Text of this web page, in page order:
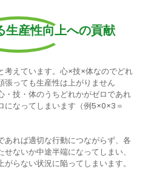
生産性向上への貢献
考えています。心×技×体なのでどれ
張っても生産性は上がりません
・技・体のうちどれかがゼロであれ
になってしまいます（例5×0×3＝
あれば適切な行動につながらず、各
ないか中途半端になってしまい、
らない状況に陥ってしまいます。